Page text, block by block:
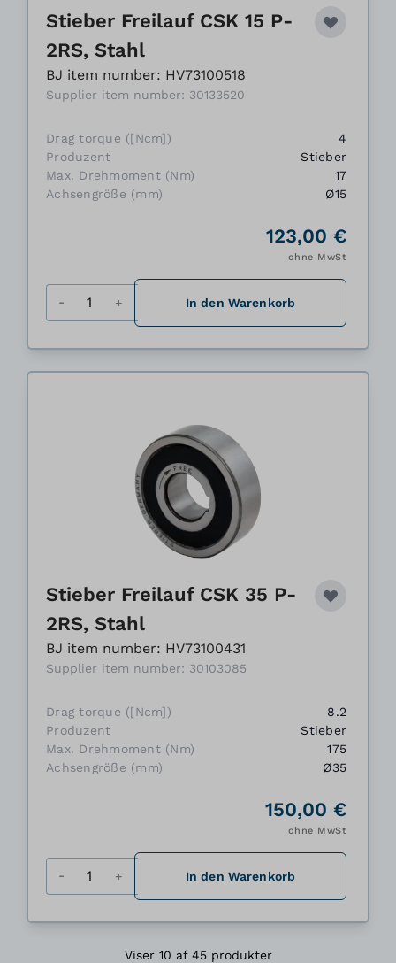
Stieber Freilauf CSK 15 P-
2RS, Stahl
BJ item number: HV73100518
Supplier item number: 30133520
Drag torque ([Ncm])
4
Produzent
Stieber
Max. Drehmoment (Nm)
17
Achsengröße (mm)
Ø15
123,00 €
ohne MwSt
In den Warenkorb
Stieber Freilauf CSK 35 P-
2RS, Stahl
BJ item number: HV73100431
Supplier item number: 30103085
Drag torque ([Ncm])
8.2
Produzent
Stieber
Max. Drehmoment (Nm)
175
Achsengröße (mm)
Ø35
150,00 €
ohne MwSt
In den Warenkorb
Viser 10 af 45 produkter